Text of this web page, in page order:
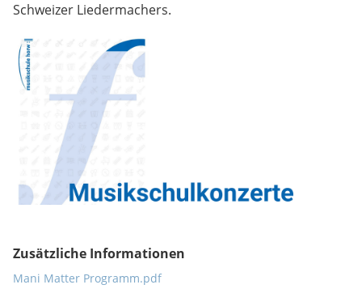
Schweizer Liedermachers.
Zusätzliche Informationen
Mani Matter Programm.pdf